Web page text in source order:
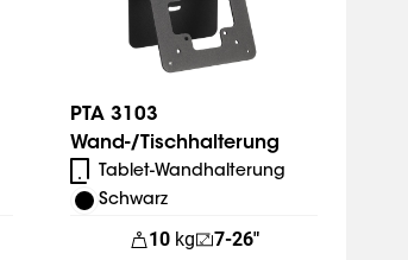
PTA 3103
Wand-/Tischhalterung
Tablet-Wandhalterung
Schwarz
10 kg 7-26"